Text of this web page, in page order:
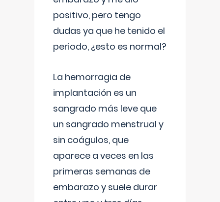
positivo, pero tengo
dudas ya que he tenido el
periodo, ¿esto es normal?
La hemorragia de
implantación es un
sangrado más leve que
un sangrado menstrual y
sin coágulos, que
aparece a veces en las
primeras semanas de
embarazo y suele durar